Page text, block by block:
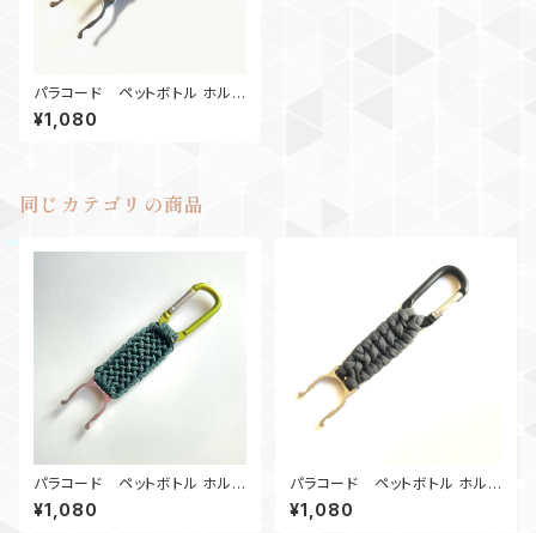
パラコード ペットボトル ホルダ
ー カモ
¥1,080
同じカテゴリの商品
パラコード ペットボトル ホルダ
ー_Conquistador_Gr
¥1,080
パラコード ペットボトル ホルダ
ー T-Rex GR
¥1,080